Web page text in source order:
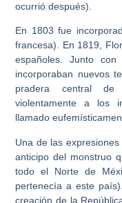
ocurrió después).
En 1803 fue
francesa). En 1819,
españoles. Junto
incorporaban nuevos
pradera central de
violentamente a los
llamado
Una de las
anticipo del monstruo
todo el Norte de
pertenecía a este
creación de la